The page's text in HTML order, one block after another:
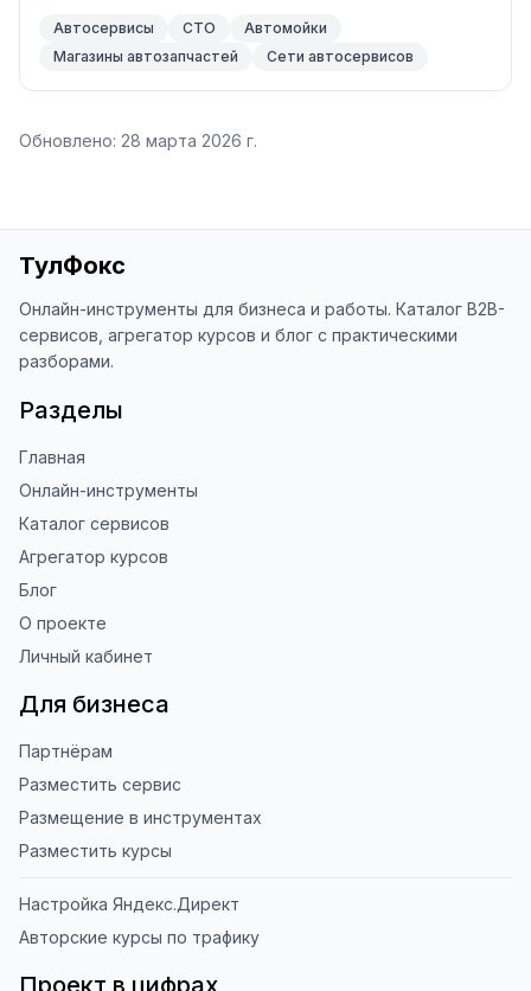
Автосервисы СТО
Автомойки
Магазины автозапчастей
Сети автосервисов
Обновлено: 28 марта 2026 г.
ТулФокс
Онлайн-инструменты для бизнеса и работы. Каталог B2B-
сервисов, агрегатор курсов и блог с практическими
разборами.
Разделы
Главная
Онлайн-инструменты
Каталог сервисов
Агрегатор курсов
Блог
О проекте
Личный кабинет
Для бизнеса
Партнёрам
Разместить сервис
Размещение в инструментах
Разместить курсы
Настройка Яндекс.Директ
Авторские курсы по трафику
Проект в цифрах